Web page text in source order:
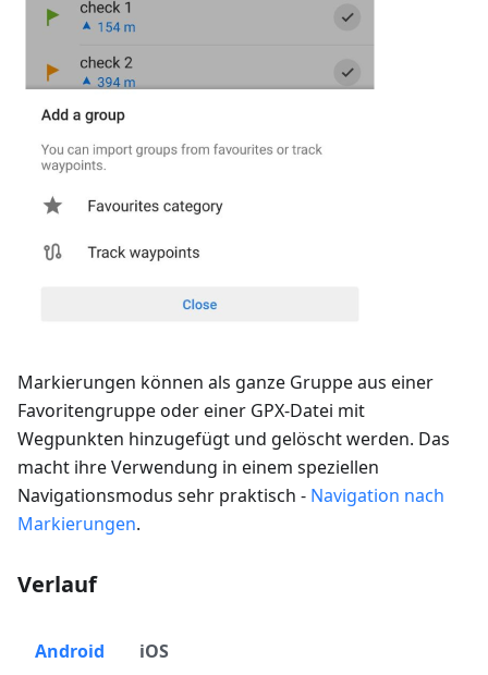
Markierungen können als ganze Gruppe aus einer
Favoritengruppe oder einer GPX-Datei mit
Wegpunkten hinzugefügt und gelöscht werden. Das
macht ihre Verwendung in einem speziellen
Navigationsmodus sehr praktisch - Navigation nach
Markierungen.
Verlauf
Android iOS